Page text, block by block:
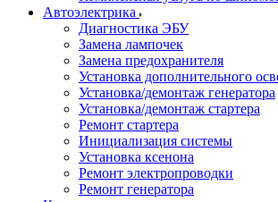
Автоэлектрика
Диагностика ЭБУ
Замена лампочек
Замена предохранителя
Установка дополнительного
Установка/демонтаж генератора
Установка/демонтаж стартера
Ремонт стартера
Инициализация системы
Установка ксенона
Ремонт электропроводки
Ремонт генератора